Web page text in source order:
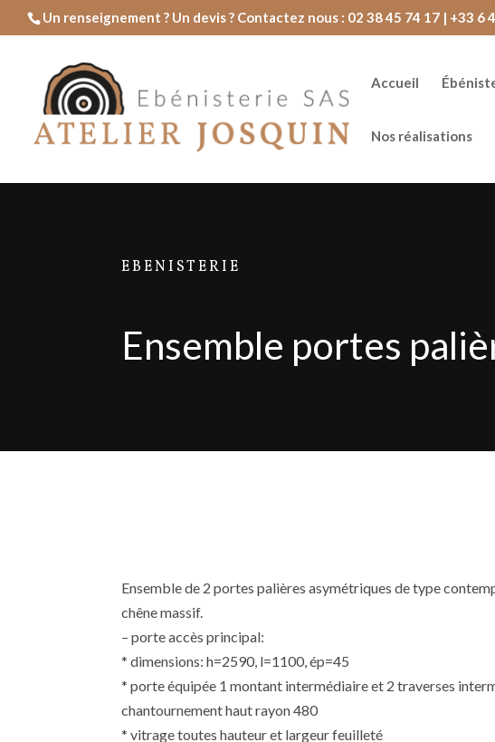
Un renseignement ? Un devis ? Contactez nous : 02 38 45 74 17 | +33 6
Accueil
Nos réalisations
EBENISTERIE
Ensemble portes
Ensemble de 2 portes palières asymétriques de type
chêne massif.
– porte accès principal:
* dimensions: h=2590, l=1100, ép=45
* porte équipée 1 montant intermédiaire et 2 traverses
chantournement haut rayon 480
* vitrage toutes hauteur et largeur feuilleté